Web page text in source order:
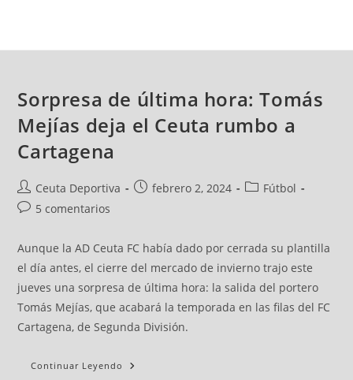
Sorpresa de última hora: Tomás
Mejías deja el Ceuta rumbo a
Cartagena
Ceuta Deportiva febrero 2, 2024
Fútbol
5 comentarios
Aunque la AD Ceuta FC había dado por cerrada su plantilla
el día antes, el cierre del mercado de invierno trajo este
jueves una sorpresa de última hora: la salida del portero
Tomás Mejías, que acabará la temporada en las filas del FC
Cartagena, de Segunda División.
Continuar Leyendo